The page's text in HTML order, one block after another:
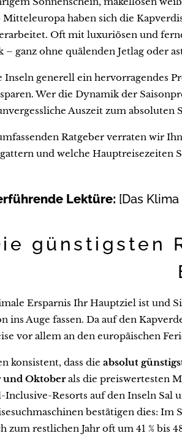
Mitteleuropa haben sich die
erarbeitet. Oft mit luxuriösen und
– ganz ohne quälenden Jetlag oder
Inseln generell ein hervorragendes
Wer die Dynamik der
Auszeit zum absoluten
Ratgeber verraten wir
und welche Hauptreisezeiten
Lektüre: [Das
günstigsten
Ersparnis Ihr Hauptziel ist und
ins Auge fassen. Da auf den
vor allem an den europäischen
konsistent, dass die absolut
und Oktoberals die preiswertesten
Resorts auf den Inseln Sal
bestätigen dies:
zum restlichen Jahr oft um 41 % bis 48